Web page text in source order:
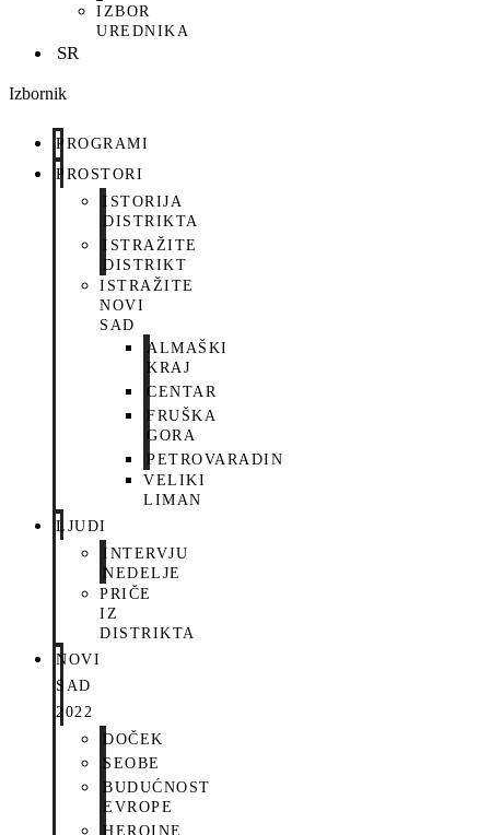
IZBOR
UREDNIKA
SR
Izbornik
PROGRAMI
PROSTORI
ISTORIJA
DISTRIKTA
ISTRAŽITE
DISTRIKT
ISTRAŽITE
NOVI
SAD
ALMAŠKI
KRAJ
CENTAR
FRUŠKA
GORA
PETROVARADIN
VELIKI
LIMAN
LJUDI
INTERVJU
NEDELJE
PRIČE
IZ
DISTRIKTA
NOVI
SAD
2022
DOČEK
SEOBE
BUDUĆNOST
EVROPE
HEROINE